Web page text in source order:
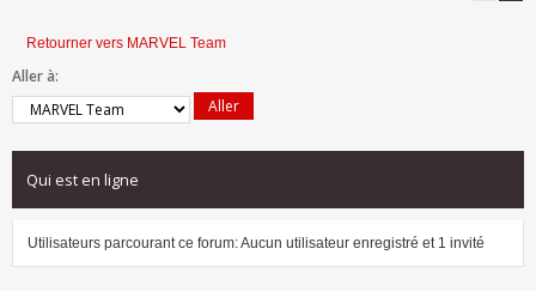
Retourner vers MARVEL Team
Aller à:
Qui est en ligne
Utilisateurs parcourant ce forum: Aucun utilisateur enregistré et 1 invité